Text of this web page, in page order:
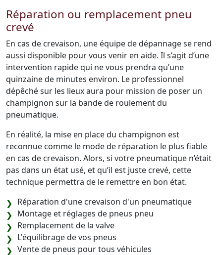
Réparation ou remplacement pneu
crevé
En cas de crevaison, une équipe de dépannage se rend
aussi disponible pour vous venir en aide. Il s’agit d’une
intervention rapide qui ne vous prendra qu’une
quinzaine de minutes environ. Le professionnel
dépêché sur les lieux aura pour mission de poser un
champignon sur la bande de roulement du
pneumatique.
En réalité, la mise en place du champignon est
reconnue comme le mode de réparation le plus fiable
en cas de crevaison. Alors, si votre pneumatique n’était
pas dans un état usé, et qu’il est juste crevé, cette
technique permettra de le remettre en bon état.
Réparation d'une crevaison d'un pneumatique
Montage et réglages de pneus pneu
Remplacement de la valve
L'équilibrage de vos pneus
Vente de pneus pour tous véhicules